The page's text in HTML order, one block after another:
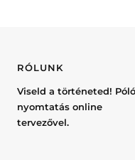
RÓLUNK
Viseld a történeted! Póló
nyomtatás online
tervezővel.